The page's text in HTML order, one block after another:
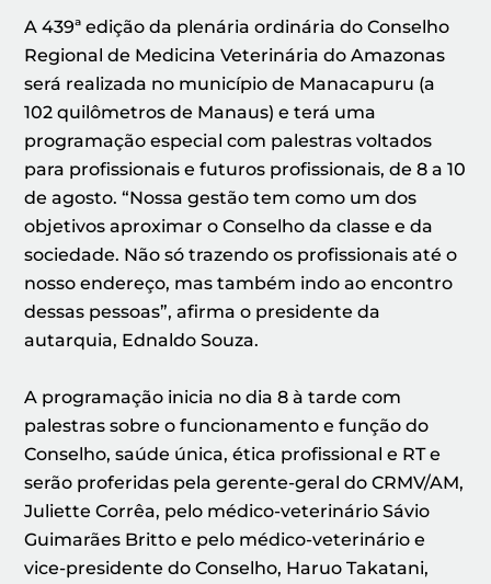
A 439ª edição da plenária ordinária do Conselho
Regional de Medicina Veterinária do Amazonas
será realizada no município de Manacapuru (a
102 quilômetros de Manaus) e terá uma
programação especial com palestras voltados
para profissionais e futuros profissionais, de 8 a 10
de agosto. “Nossa gestão tem como um dos
objetivos aproximar o Conselho da classe e da
sociedade. Não só trazendo os profissionais até o
nosso endereço, mas também indo ao encontro
dessas pessoas”, afirma o presidente da
autarquia, Ednaldo Souza.
A programação inicia no dia 8 à tarde com
palestras sobre o funcionamento e função do
Conselho, saúde única, ética profissional e RT e
serão proferidas pela gerente-geral do CRMV/AM,
Juliette Corrêa, pelo médico-veterinário Sávio
Guimarães Britto e pelo médico-veterinário e
vice-presidente do Conselho, Haruo Takatani,